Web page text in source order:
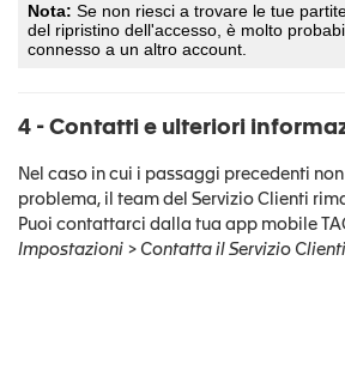
Nota: Se non riesci a trovare le tue
del ripristino dell'accesso, è molto
connesso a un altro account.
4 - Contatti e ulteriori
Nel caso in cui i passaggi precedenti
problema, il team del Servizio Clienti
Puoi contattarci dalla tua app mobile
Impostazioni > Contatta il Servizio Clienti